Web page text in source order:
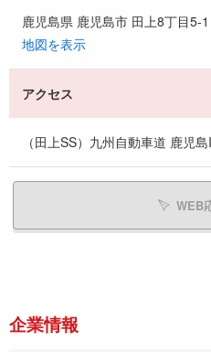
鹿児島県 鹿児島市 田上8丁目5-1
地図を表示
アクセス
（田上SS）九州自動車道 鹿児
WEB
企業情報